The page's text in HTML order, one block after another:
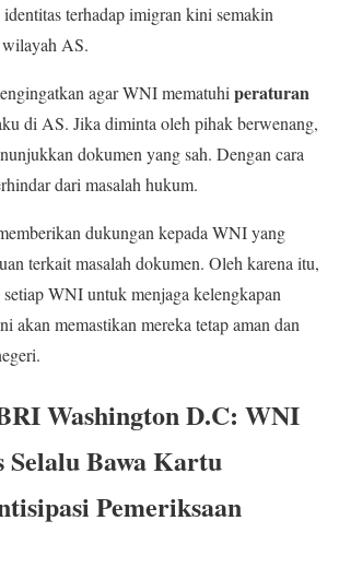
identitas terhadap imigran kini semakin
AS.
agar WNI mematuhi peraturan
di AS. Jika diminta oleh pihak berwenang,
dokumen yang sah. Dengan cara
dari masalah hukum.
dukungan kepada WNI yang
terkait masalah dokumen. Oleh karena itu,
WNI untuk menjaga kelengkapan
akan memastikan mereka tetap aman dan
Washington D.C: WNI
Selalu Bawa Kartu
Pemeriksaan